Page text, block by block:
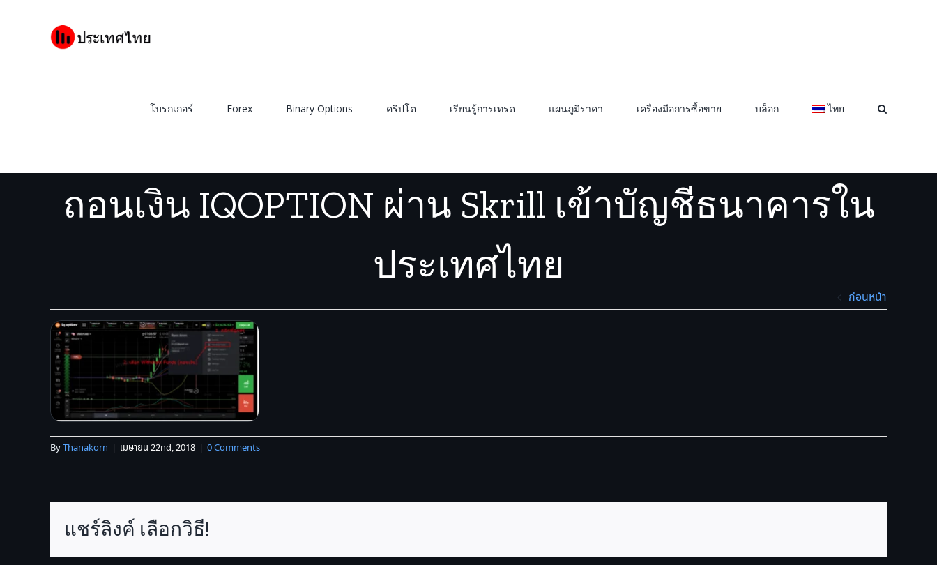
โบรกเกอร์ Forex Binary Options คริปโต เรียนรู้การเทรด แผนภูมิราคา เครื่องมือการซื้อขาย บล็อก ไทย
ถอนเงิน IQOPTION ผ่าน Skrill เข้าบัญชีธนาคารใน
ประเทศไทย
ก่อนหน้า
ByThanakorn | เมษายน 22nd, 2018 | 0 Comments
แชร์ลิงค์ เลือกวิธี!